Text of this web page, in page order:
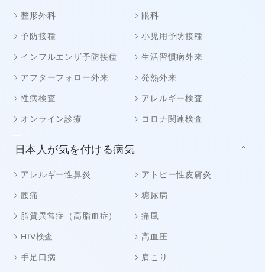
整形外科 眼科
予防接種 小児用予防接種
インフルエンザ予防接種 生活習慣病外来
アフターフォロー外来 発熱外来
性病検査 アレルギー検査
オンライン診療 コロナ関連検査
日本人が気を付ける病気
アレルギー性鼻炎 アトピー性皮膚炎
腰痛 糖尿病
脂質異常症（高脂血症） 痛風
HIV検査 高血圧
手足口病 肩こり